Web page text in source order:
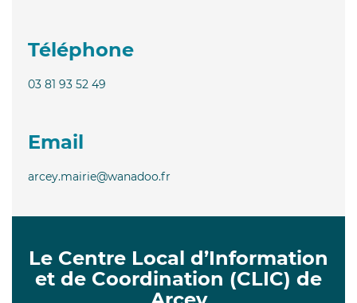
Téléphone
03 81 93 52 49
Email
arcey.mairie@wanadoo.fr
Le Centre Local d’Information
et de Coordination (CLIC) de